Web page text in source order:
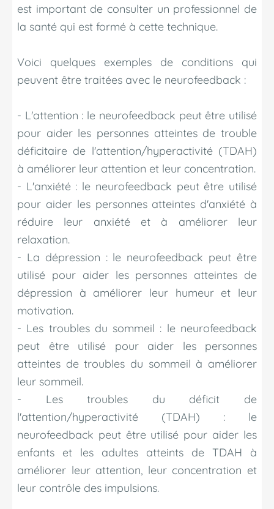
est important de consulter un professionnel de
la santé qui est formé à cette technique.
Voici quelques exemples de conditions qui
peuvent être traitées avec le neurofeedback :
- L'attention : le neurofeedback peut être utilisé
pour aider les personnes atteintes de trouble
déficitaire de l'attention/hyperactivité (TDAH)
à améliorer leur attention et leur concentration.
- L'anxiété : le neurofeedback peut être utilisé
pour aider les personnes atteintes d'anxiété à
réduire leur anxiété et à améliorer leur
relaxation.
- La dépression : le neurofeedback peut être
utilisé pour aider les personnes atteintes de
dépression à améliorer leur humeur et leur
motivation.
- Les troubles du sommeil : le neurofeedback
peut être utilisé pour aider les personnes
atteintes de troubles du sommeil à améliorer
leur sommeil.
- Les troubles du déficit de
l'attention/hyperactivité (TDAH) : le
neurofeedback peut être utilisé pour aider les
enfants et les adultes atteints de TDAH à
améliorer leur attention, leur concentration et
leur contrôle des impulsions.